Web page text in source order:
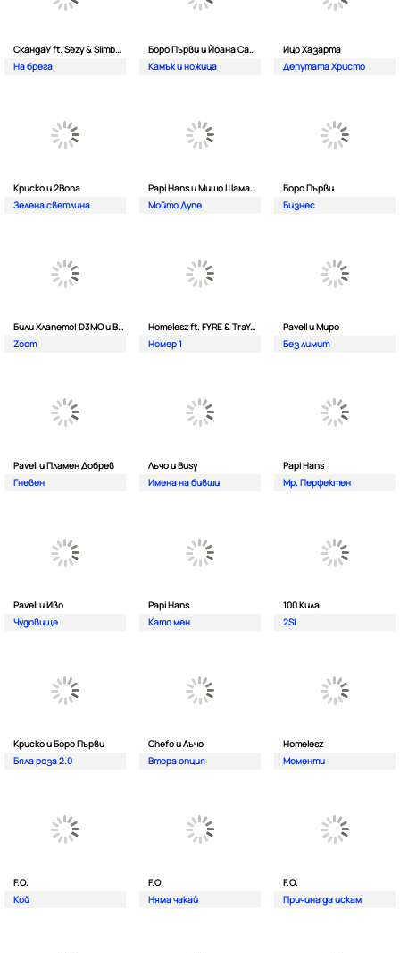
СкандаУ ft. Sezy & Siimbad
На брега
Боро Първи и Йоана Сашова
Камък и ножица
Ицо Хазарта
Депутата Христо
Криско и 2Bona
Зелена светлина
Papi Hans и Мишо Шамара
Мойто Дупе
Боро Първи
Бизнес
Били Хлапето| D3MO и BREVIS
Zoom
Homelesz ft. FYRE & TraYan
Номер 1
Pavell и Миро
Без лимит
Pavell и Пламен Добрев
Гневен
Лъчо и Busy
Имена на бивши
Papi Hans
Мр. Перфектен
Pavell и Иво
Чудовище
Papi Hans
Като мен
100 Кила
2SI
Криско и Боро Първи
Бяла роза 2.0
Chefo и Лъчо
Втора опция
Homelesz
Моменти
F.O.
Кой
F.O.
Няма чакай
F.O.
Причина да искам